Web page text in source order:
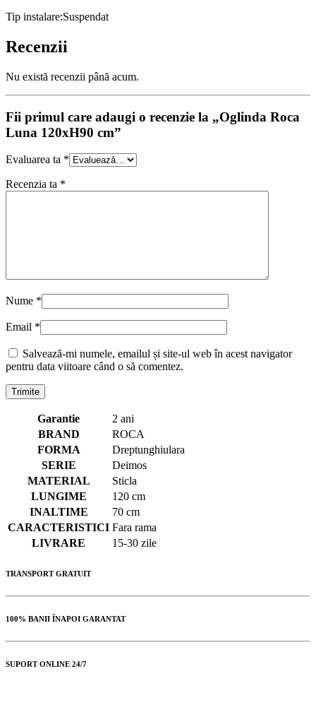
Tip instalare:Suspendat
Recenzii
Nu există recenzii până acum.
Fii primul care adaugi o recenzie la „Oglinda Roca
Luna 120xH90 cm”
Evaluarea ta *
Recenzia ta *
Nume *
Email *
Salvează-mi numele, emailul și site-ul web în acest navigator
pentru data viitoare când o să comentez.
Garantie
2 ani
BRAND
ROCA
FORMA
Dreptunghiulara
SERIE
Deimos
MATERIAL
Sticla
LUNGIME
120 cm
INALTIME
70 cm
CARACTERISTICI Fara rama
LIVRARE
15-30 zile
TRANSPORT GRATUIT
100% BANII ÎNAPOI GARANTAT
SUPORT ONLINE 24/7